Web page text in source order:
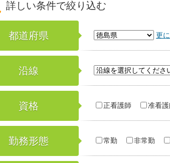
詳しい条件で絞り込む
都道府県 更
沿線
資格 正看護師 准看護
勤務形態 常勤 非常勤